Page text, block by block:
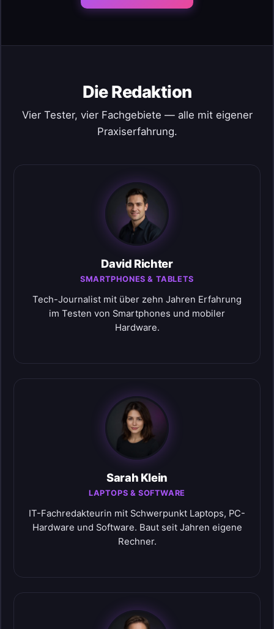
Die Redaktion
Vier Tester, vier Fachgebiete — alle mit eigener
Praxiserfahrung.
David Richter
SMARTPHONES & TABLETS
Tech-Journalist mit über zehn Jahren Erfahrung
im Testen von Smartphones und mobiler
Hardware.
Sarah Klein
LAPTOPS & SOFTWARE
IT-Fachredakteurin mit Schwerpunkt Laptops, PC-
Hardware und Software. Baut seit Jahren eigene
Rechner.